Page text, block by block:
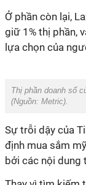
Ở phần còn lại,
giữ 1% thị phần,
lựa chọn của
Thị phần doanh số
(Nguồn: Metric).
Sự trỗi dậy của
định mua sắm
bởi các nội dung